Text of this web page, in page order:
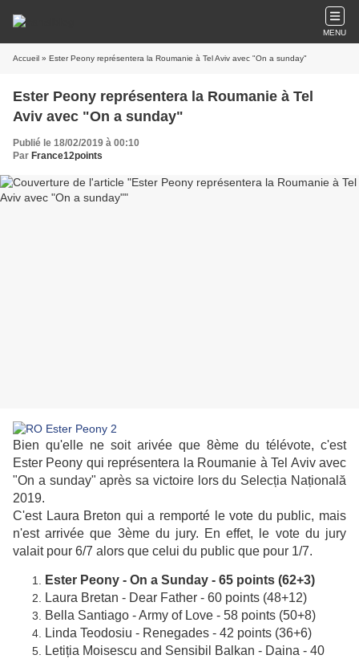
MENU
Accueil » Ester Peony représentera la Roumanie à Tel Aviv avec "On a sunday"
Ester Peony représentera la Roumanie à Tel
Aviv avec "On a sunday"
Publié le 18/02/2019 à 00:10
Par France12points
Bien qu'elle ne soit arivée que 8ème du télévote, c'est
Ester Peony qui représentera la Roumanie à Tel Aviv avec
"On a sunday" après sa victoire lors du Selecția Națională
2019.
C'est Laura Breton qui a remporté le vote du public, mais
n'est arrivée que 3ème du jury. En effet, le vote du jury
valait pour 6/7 alors que celui du public que pour 1/7.
Ester Peony - On a Sunday - 65 points (62+3)
Laura Bretan - Dear Father - 60 points (48+12)
Bella Santiago - Army of Love - 58 points (50+8)
Linda Teodosiu - Renegades - 42 points (36+6)
Letiția Moisescu and Sensibil Balkan - Daina - 40